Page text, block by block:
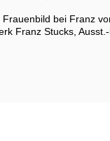
bei Franz
Franz Stucks,